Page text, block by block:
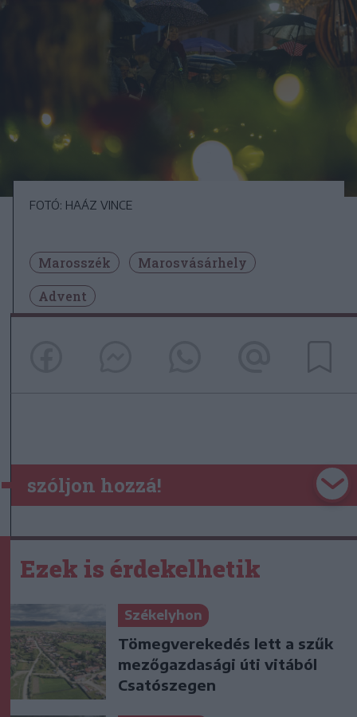
FOTÓ: HAÁZ VINCE
Marosszék
Marosvásárhely
Advent
szóljon hozzá!
Ezek is érdekelhetik
Székelyhon
Tömegverekedés lett a szűk
mezőgazdasági úti vitából
Csatószegen